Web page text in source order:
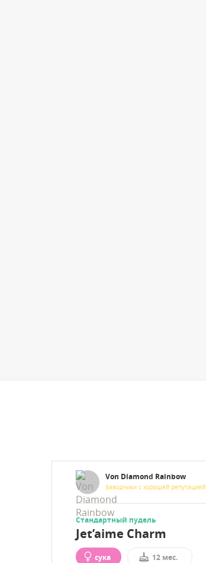
Von Diamond Rainbow
Заводчики с хорошей репутацией
Стандартный пудель
Jet’aime Charm
сука 12 мес.